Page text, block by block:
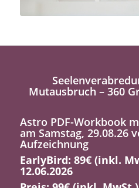
Mutausbruch – 360
Astro PDF-Workbook
am Samstag, 29.08.26
Aufzeichnung
EarlyBird: 89€ (inkl.
12.06.2026